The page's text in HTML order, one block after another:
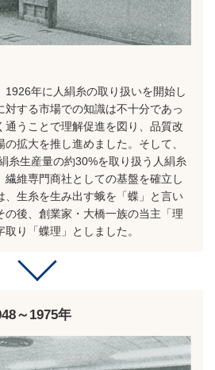
1926年に人絹糸の取り扱いを開始し
対する市場での知識は不十分であっ
通うことで理解促進を図り、品質改
拡大を推し進めました。そして、
糸生産量の約30%を取り扱う人絹糸
繊維専門商社としての基盤を確立し
、生糸を生み出す蛾を「蝶」と言い
の後、創業家・大橋一族の当主「理
り「蝶理」としました。
～1975年